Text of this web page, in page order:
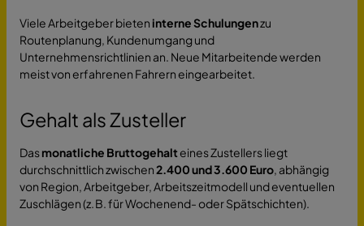
Viele Arbeitgeber bieten interne Schulungenzu
Routenplanung, Kundenumgang und
Unternehmensrichtlinien an. Neue Mitarbeitende werden
meist von erfahrenen Fahrern eingearbeitet.
Gehalt als Zusteller
Dasmonatliche Bruttogehalteines Zustellers liegt
durchschnittlich zwischen2.400 und 3.600 Euro, abhängig
von Region, Arbeitgeber, Arbeitszeitmodell und eventuellen
Zuschlägen (z. B. für Wochenend- oder Spätschichten).